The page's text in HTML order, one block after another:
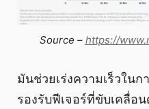
Source – https://
มันช่วยเร่งความเร็วใน
รองรับฟีเจอร์ที่ขับเคลื่อ